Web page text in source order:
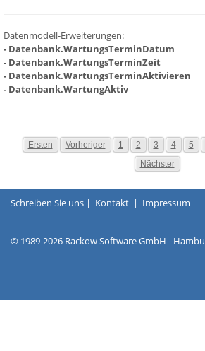
Datenmodell-Erweiterungen:
- Datenbank.WartungsTerminDatum
- Datenbank.WartungsTerminZeit
- Datenbank.WartungsTerminAktivieren
- Datenbank.WartungAktiv
Ersten Vorheriger 1 2 3 4 5
Nächster
Schreiben Sie uns | Kontakt | Impressum
© 1989-2026 Rackow Software GmbH -